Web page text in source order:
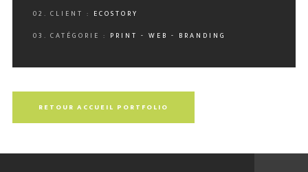
02. CLIENT : ECOSTORY
03. CATÉGORIE : PRINT - WEB - BRANDING
RETOUR ACCUEIL PORTFOLIO